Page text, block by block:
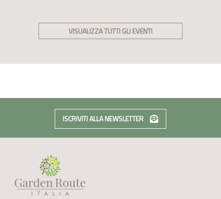
VISUALIZZA TUTTI GLI EVENTI
ISCRIVITI ALLA NEWSLETTER